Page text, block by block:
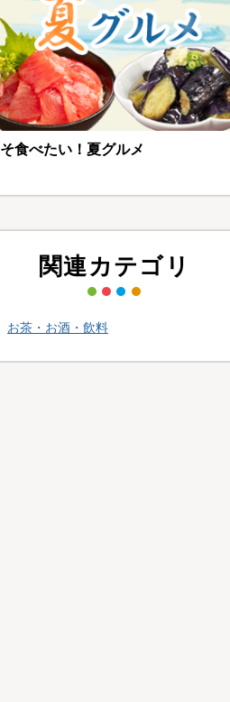
食べたい！夏グルメ
関連カテゴリ
お茶・お酒・飲料